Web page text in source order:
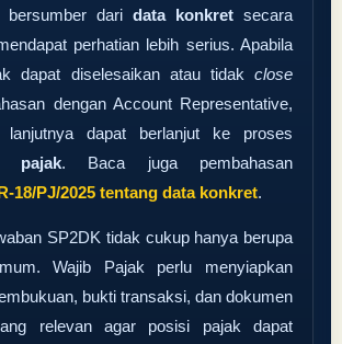
bersumber dari data konkret secara
perhatian lebih serius. Apabila
dapat diselesaikan atau tidak close
dengan Account Representative,
lanjutnya dapat berlanjut ke proses
pajak. Baca juga pembahasan
18/PJ/2025 tentang data konkret.
SP2DK tidak cukup hanya berupa
Wajib Pajak perlu menyiapkan
bukti transaksi, dan dokumen
relevan agar posisi pajak dapat